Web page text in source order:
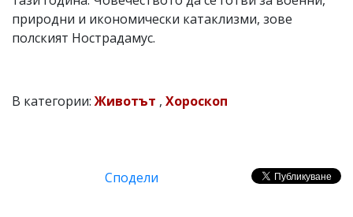
природни и икономически катаклизми, зове
полският Нострадамус.
В категории:Животът , Хороскоп
Сподели